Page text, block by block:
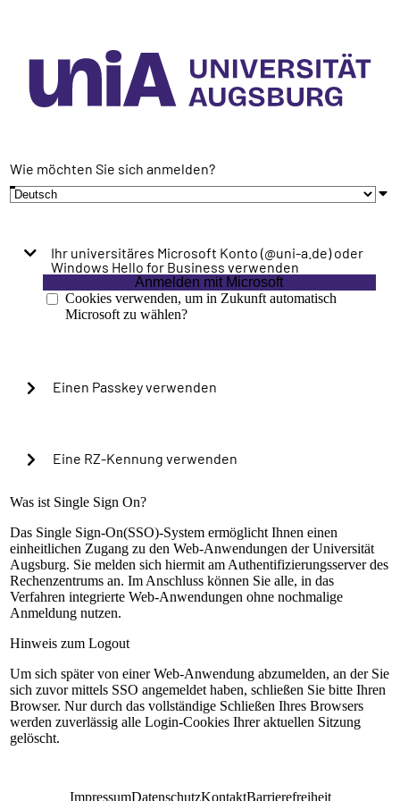
Wie möchten Sie sich anmelden?
Ihr universitäres Microsoft Konto (@uni-a.de) oder
Windows Hello for Business verwenden
Anmelden mit Microsoft
Cookies verwenden, um in Zukunft automatisch
Microsoft zu wählen?
Einen Passkey verwenden
Eine RZ-Kennung verwenden
Die Anmeldung mit RZ-Kennung ist nur nach
Einrichtung der lokalen Mehrfaktorauthentifizierung
möglich. Sollte dies bisher nicht geschehen sein,
können Sie sich mit Ihrem universitären Microsoft-
Konto (@uni-a.de-Mail) über Microsoft EntraID
kontaktieren Sie bitte unseren Servicedesk.
Anleitung zur Einrichtung
RZ-Kennung
Passwort
Was ist Single Sign On?
Das Single Sign-On(SSO)-System ermöglicht Ihnen einen
einheitlichen Zugang zu den Web-Anwendungen der Universität
Augsburg. Sie melden sich hiermit am Authentifizierungsserver des
Rechenzentrums an. Im Anschluss können Sie alle, in das
Verfahren integrierte Web-Anwendungen ohne nochmalige
Anmeldung nutzen.
Hinweis zum Logout
Um sich später von einer Web-Anwendung abzumelden, an der Sie
sich zuvor mittels SSO angemeldet haben, schließen Sie bitte Ihren
Browser. Nur durch das vollständige Schließen Ihres Browsers
werden zuverlässig alle Login-Cookies Ihrer aktuellen Sitzung
gelöscht.
ImpressumDatenschutzKontaktBarrierefreiheit